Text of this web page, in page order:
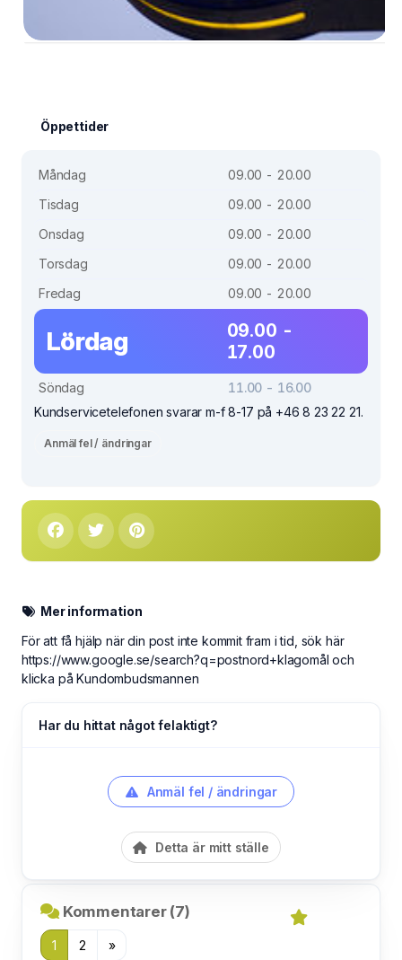
Öppettider
Måndag
09.00 - 20.00
Tisdag
09.00 - 20.00
Onsdag
09.00 - 20.00
Torsdag
09.00 - 20.00
Fredag
09.00 - 20.00
Lördag
09.00 -
17.00
Söndag
11.00 - 16.00
Kundservicetelefonen svarar m-f 8-17 på +46 8 23 22 21.
Anmäl fel / ändringar
Mer information
För att få hjälp när din post inte kommit fram i tid, sök här
https://www.google.se/search?q=postnord+klagomål och
klicka på Kundombudsmannen
Har du hittat något felaktigt?
Anmäl fel / ändringar
Detta är mitt ställe
Kommentarer (7)
1 2 »